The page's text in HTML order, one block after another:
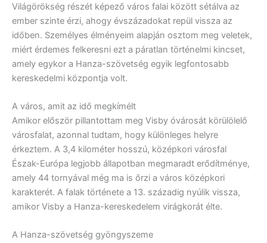
Világörökség részét képező város falai között sétálva az
ember szinte érzi, ahogy évszázadokat repül vissza az
időben. Személyes élményeim alapján osztom meg veletek,
miért érdemes felkeresni ezt a páratlan történelmi kincset,
amely egykor a Hanza-szövetség egyik legfontosabb
kereskedelmi központja volt.
A város, amit az idő megkímélt
Amikor először pillantottam meg Visby óvárosát körülölelő
városfalat, azonnal tudtam, hogy különleges helyre
érkeztem. A 3,4 kilométer hosszú, középkori városfal
Észak-Európa legjobb állapotban megmaradt erődítménye,
amely 44 tornyával még ma is őrzi a város középkori
karakterét. A falak története a 13. századig nyúlik vissza,
amikor Visby a Hanza-kereskedelem virágkorát élte.
A Hanza-szövetség gyöngyszeme